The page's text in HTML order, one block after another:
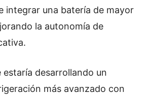
integrar una batería de mayor
la autonomía de
estaría desarrollando un
más avanzado con